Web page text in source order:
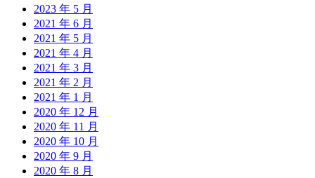
2023 年 5 月
2021 年 6 月
2021 年 5 月
2021 年 4 月
2021 年 3 月
2021 年 2 月
2021 年 1 月
2020 年 12 月
2020 年 11 月
2020 年 10 月
2020 年 9 月
2020 年 8 月